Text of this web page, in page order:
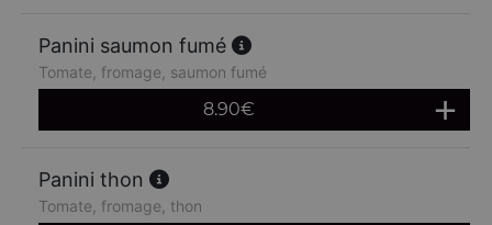
Panini saumon fumé
Tomate, fromage, saumon fumé
8.90€
Panini thon
Tomate, fromage, thon